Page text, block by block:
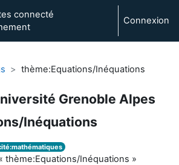
connecté
Connexion
thème:Equations/Inéquations
Grenoble Alpes
Inéquations
thème:Equations/Inéquations »